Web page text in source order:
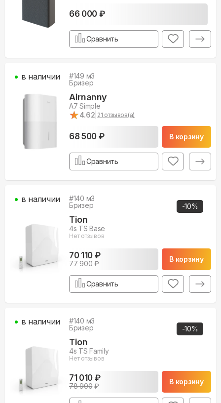
66 000 ₽
Сравнить
#149 м3
Бризер
Airnanny
A7 Simple
★
★4.62 21 отзывов(а)
68 500 ₽ В корзину
в наличии
Сравнить
-10%
#140 м3
Бризер
Tion
4s TS Base
Нет отзывов
70 110 ₽
77 900₽
В корзину
в наличии
Сравнить
-10%
#140 м3
Бризер
Tion
4s TS Family
Нет отзывов
71 010 ₽
78 900₽
В корзину
в наличии